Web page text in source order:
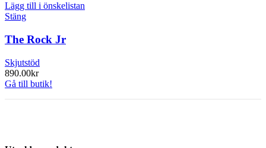
Lägg till i önskelistan
Stäng
The Rock Jr
Skjutstöd
890.00kr
Gå till butik!